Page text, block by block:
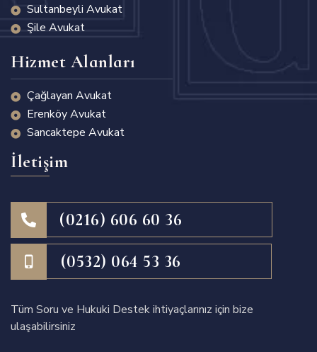
Sultanbeyli Avukat
Şile Avukat
Hizmet Alanları
Çağlayan Avukat
Erenköy Avukat
Sancaktepe Avukat
İletişim
(0216) 606 60 36
(0532) 064 53 36
Tüm Soru ve Hukuki Destek ihtiyaçlarınız için bize
ulaşabilirsiniz